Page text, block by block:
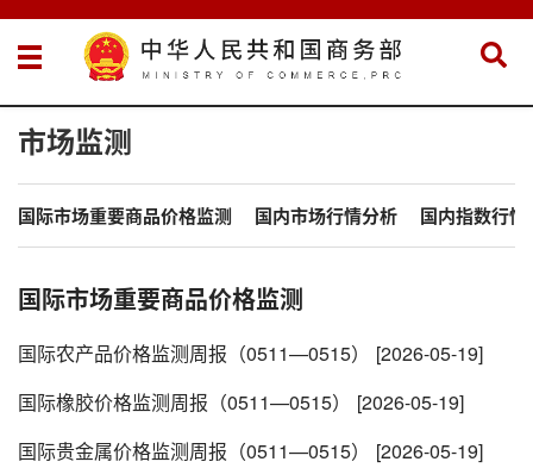
市场监测
国际市场重要商品价格监测 国内市场行情分析 国内指数行情
国际市场重要商品价格监测
国际农产品价格监测周报（0511—0515）
[2026-05-19]
国际橡胶价格监测周报（0511—0515）
[2026-05-19]
国际贵金属价格监测周报（0511—0515）
[2026-05-19]